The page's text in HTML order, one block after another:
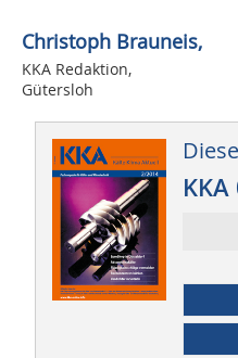
Christoph Brauneis,
KKA Redaktion,
Gütersloh